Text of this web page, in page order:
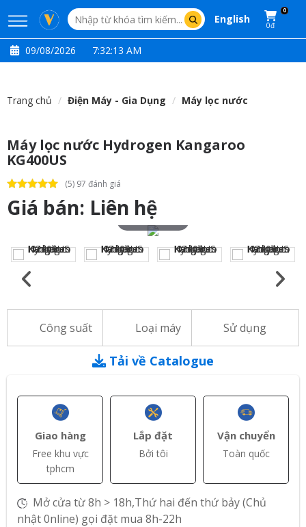
English
0
0đ
09/08/2026 7:32:14 AM
Trang chủ Điện Máy - Gia Dụng Máy lọc nước
Máy lọc nước Hydrogen Kangaroo
KG400US
(5) 97 đánh giá
Giá bán: Liên hệ
Touch to zoom
Công suất Loại máy Sử dụng
Tải về Catalogue
Giao hàng
Free khu vực
tphcm
Lắp đặt
Bởi tôi
Vận chuyển
Toàn quốc
Mở cửa từ 8h > 18h,Thứ hai đến thứ bảy (Chủ
nhật 0nline) gọi đặt mua 8h-22h